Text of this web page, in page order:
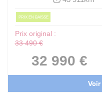
PRIX EN BAISSE
Prix original :
33 490 €
32 990 €